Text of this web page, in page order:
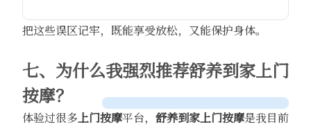
把这些误区记牢，既能享受放松，又能保护身体。
七、为什么我强烈推荐舒养到家上门
按摩？
体验过很多 上门按摩平台， 舒养到家上门按摩是我目前